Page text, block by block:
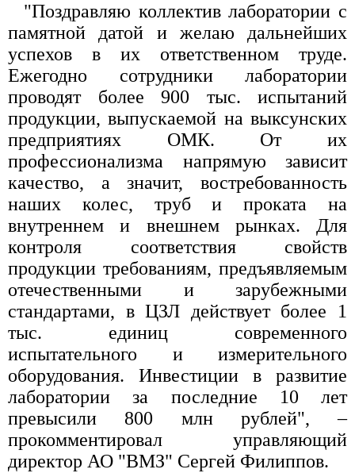
"Поздравляю коллектив лаборатории с
памятной датой и желаю дальнейших
успехов в их ответственном труде.
Ежегодно сотрудники лаборатории
проводят более 900 тыс. испытаний
продукции, выпускаемой на выксунских
предприятиях ОМК. От их
профессионализма напрямую зависит
качество, а значит, востребованность
наших колес, труб и проката на
внутреннем и внешнем рынках. Для
контроля соответствия свойств
продукции требованиям, предъявляемым
отечественными и зарубежными
стандартами, в ЦЗЛ действует более 1
тыс. единиц современного
испытательного и измерительного
оборудования. Инвестиции в развитие
лаборатории за последние 10 лет
превысили 800 млн рублей", –
прокомментировал управляющий
директор АО "ВМЗ" Сергей Филиппов.